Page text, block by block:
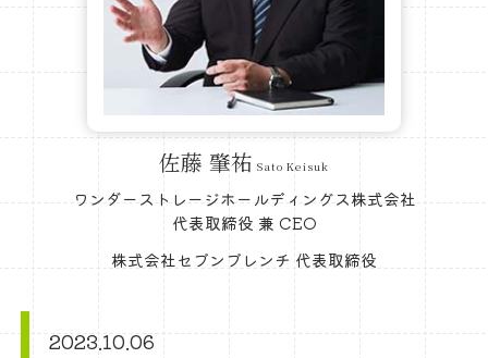
2023.10.06
佐藤 肇祐 Sato Keisuk
ワンダーストレージホールディングス株式会社
代表取締役 兼 CEO
株式会社セブンブレンチ 代表取締役